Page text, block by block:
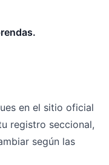
en el sitio oficial
registro seccional,
según las